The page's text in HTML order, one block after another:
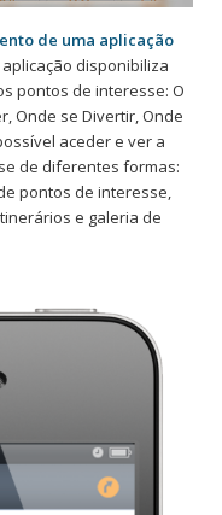
de uma aplicação
aplicação disponibiliza
pontos de interesse: O
Onde se Divertir, Onde
aceder e ver a
de diferentes formas:
pontos de interesse,
e galeria de